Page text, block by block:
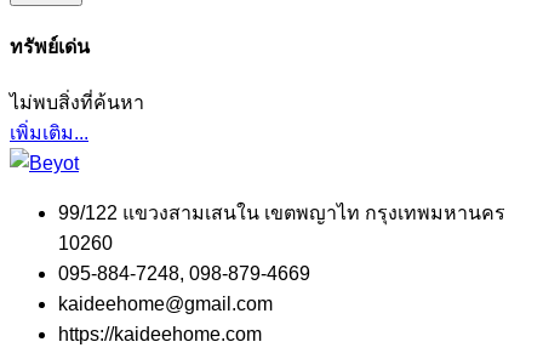
ทรัพย์เด่น
ไม่พบสิ่งที่ค้นหา
เพิ่มเติม...
99/122 แขวงสามเสนใน เขตพญาไท กรุงเทพมหานคร
10260
095-884-7248, 098-879-4669
kaideehome@gmail.com
https://kaideehome.com